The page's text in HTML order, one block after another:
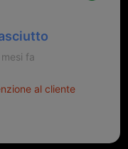
fa
al cliente